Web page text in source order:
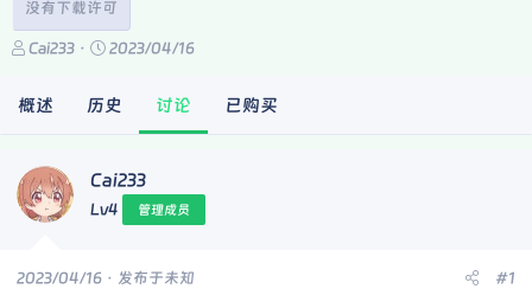
没有下载许可
楼
Cai233
开
时
间
2023/04/16
概述 历史 讨论 已购买
Cai233
Lv4 管理成员
2023/04/16 · 发布于未知 #1